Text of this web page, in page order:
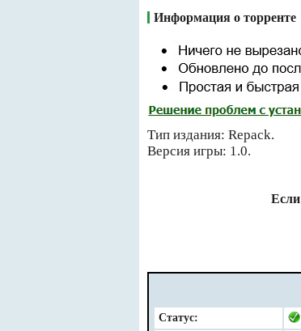
Информация о торренте
Тип издания: Repack.
Версия игры: 1.0.
Статус: